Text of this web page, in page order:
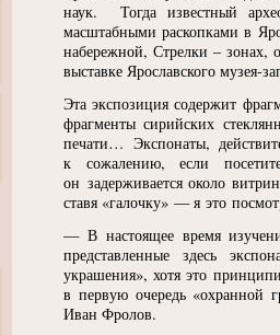
наук. Тогда известный
масштабными раскопками в
набережной, Стрелки – зонах,
выставке Ярославского музея-
Эта экспозиция содержит
фрагменты сирийских
печати… Экспонаты,
к сожалению, если
он задерживается около
ставя «галочку» — я это
— В настоящее время
представленные здесь
украшения», хотя это
в первую очередь «охранной
Иван Фролов.